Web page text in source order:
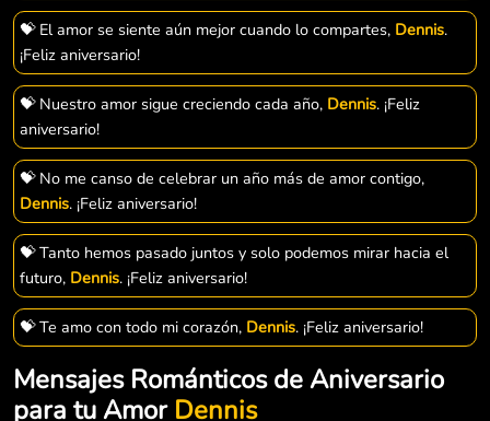
💝 El amor se siente aún mejor cuando lo compartes, Dennis.
¡Feliz aniversario!
💝 Nuestro amor sigue creciendo cada año, Dennis. ¡Feliz
aniversario!
💝 No me canso de celebrar un año más de amor contigo,
Dennis. ¡Feliz aniversario!
💝 Tanto hemos pasado juntos y solo podemos mirar hacia el
futuro, Dennis. ¡Feliz aniversario!
💝 Te amo con todo mi corazón, Dennis. ¡Feliz aniversario!
Mensajes Románticos de Aniversario
para tu Amor Dennis